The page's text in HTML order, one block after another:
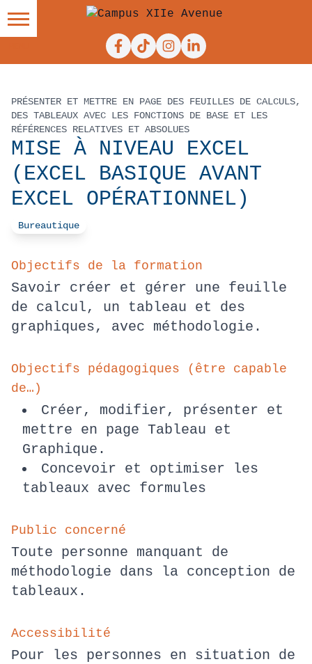
Facebook
TiktokInstagram
Linkedin
PRÉSENTER ET METTRE EN PAGE DES FEUILLES DE CALCULS,
DES TABLEAUX AVEC LES FONCTIONS DE BASE ET LES
RÉFÉRENCES RELATIVES ET ABSOLUES
MISE À NIVEAU EXCEL
(EXCEL BASIQUE AVANT
EXCEL OPÉRATIONNEL)
Bureautique
Objectifs de la formation
Savoir créer et gérer une feuille
de calcul, un tableau et des
graphiques, avec méthodologie.
Objectifs pédagogiques (être capable
de…)
Créer, modifier, présenter et
mettre en page Tableau et
Graphique.
Concevoir et optimiser les
tableaux avec formules
Public concerné
Toute personne manquant de
méthodologie dans la conception de
tableaux.
Accessibilité
Pour les personnes en situation de